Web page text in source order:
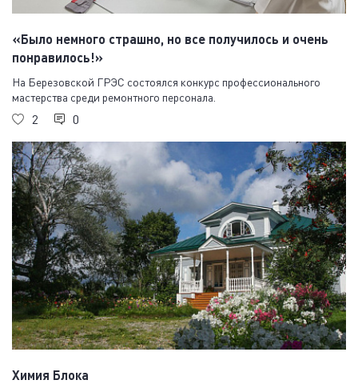
«Было немного страшно, но все получилось и очень
понравилось!»
На Березовской ГРЭС состоялся конкурс профессионального
мастерства среди ремонтного персонала.
2 0
Химия Блока